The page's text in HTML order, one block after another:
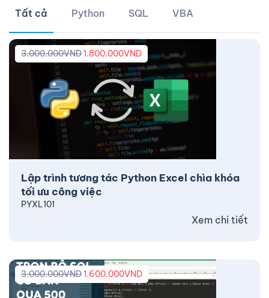
Tất cả Python SQL VBA
Lập trình tương tác Python Excel chìa khóa
tối ưu công việc
3.000.000VND1.800.000VND
PYXL101
Xem chi tiết
3.000.000VND1.600.000VND